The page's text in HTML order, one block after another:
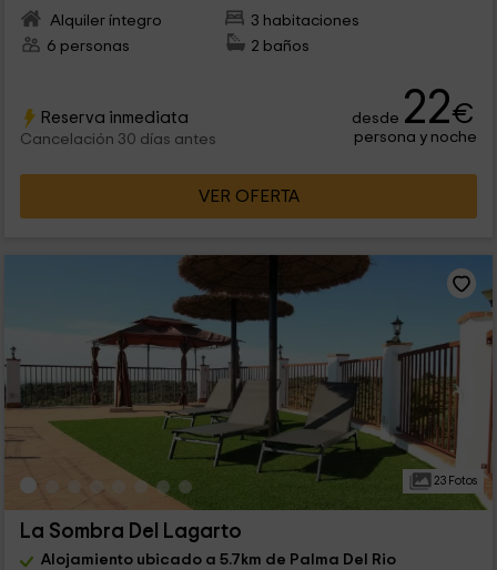
Alquiler íntegro
3 habitaciones
6 personas
2 baños
Reserva inmediata
Cancelación 30 días antes
desde 22€
persona y noche
VER OFERTA
23 Fotos
La Sombra Del Lagarto
Alojamiento ubicado a 5.7km de Palma Del Rio